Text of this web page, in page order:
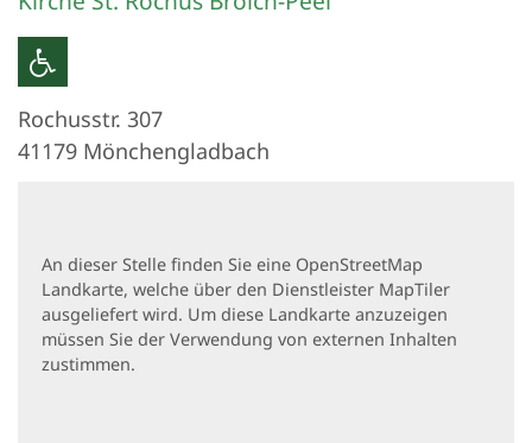
Rochusstr. 307
41179 Mönchengladbach
An dieser Stelle finden Sie eine OpenStreetMap
Landkarte, welche über den Dienstleister MapTiler
ausgeliefert wird. Um diese Landkarte anzuzeigen
müssen Sie der Verwendung von externen Inhalten
zustimmen.